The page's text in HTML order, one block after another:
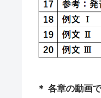
＊ 各章の動画